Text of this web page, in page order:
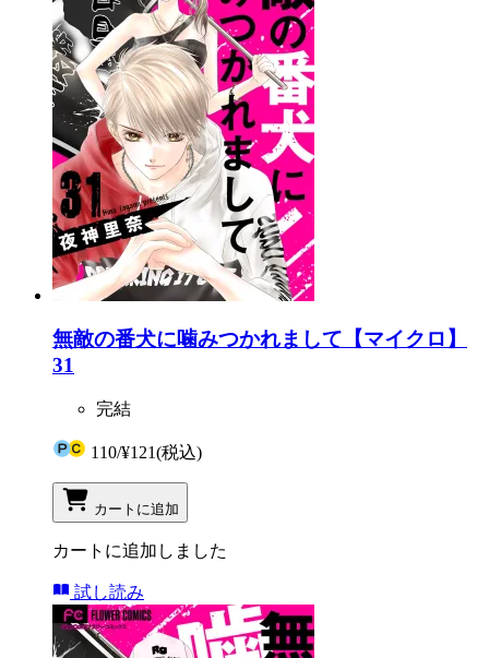
無敵の番犬に噛みつかれまして【マイクロ】
31
完結
110/¥121(税込)
カートに追加
カートに追加しました
試し読み